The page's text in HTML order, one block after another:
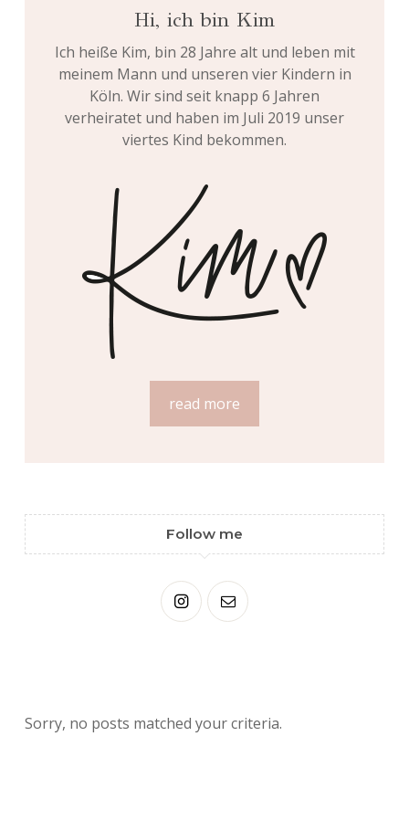
Hi, ich bin Kim
Ich heiße Kim, bin 28 Jahre alt und leben mit
meinem Mann und unseren vier Kindern in
Köln. Wir sind seit knapp 6 Jahren
verheiratet und haben im Juli 2019 unser
viertes Kind bekommen.
read more
Follow me
Sorry, no posts matched your criteria.